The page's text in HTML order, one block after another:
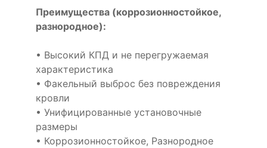
Преимущества (коррозионностойкое,
разнородное):
• Высокий КПД и не перегружаемая
характеристика
• Факельный выброс без повреждения
кровли
• Унифицированные установочные
размеры
• Коррозионностойкое, Разнородное